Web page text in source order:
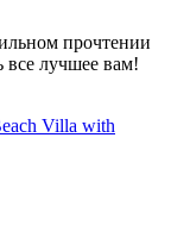
прочтении
все лучшее вам!
Villa with